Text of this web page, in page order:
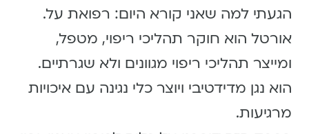
הגעתי למה שאני קורא היום: רפואת על.
אורטל הוא חוקר תהליכי ריפוי, מטפל,
ומייצר תהליכי ריפוי מגוונים ולא שגרתיים.
הוא נגן מדידטיבי ויוצר כלי נגינה עם איכויות
מרגיעות.